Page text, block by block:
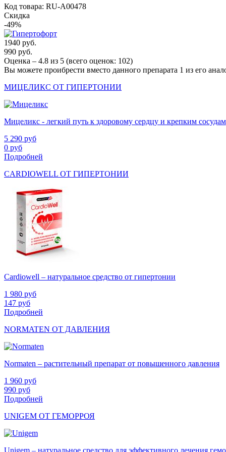
Код товара: RU-A00478
Скидка
-49%
1940 руб.
990 руб.
Оценка – 4.8 из 5 (всего оценок: 102)
Вы можете проибрести вместо данного препарата 1 из его
МИЦЕЛИКС ОТ ГИПЕРТОНИИ
Мицеликс - легкий путь к здоровому сердцу и крепким сосудам
5 290 руб
0 руб
Подробней
CARDIOWELL ОТ ГИПЕРТОНИИ
Cardiowell – натуральное средство от гипертонии
1 980 руб
147 руб
Подробней
NORMATEN ОТ ДАВЛЕНИЯ
Normaten – растительный препарат от повышенного давления
1 960 руб
990 руб
Подробней
UNIGEM ОТ ГЕМОРРОЯ